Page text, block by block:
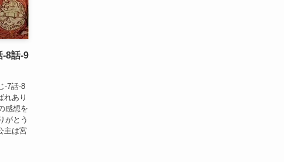
-8話-9
-7話-8
れあり
感想を
がとう
主は宮